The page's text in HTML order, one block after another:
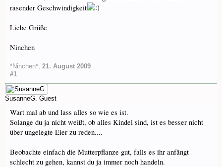
rasender Geschwindigkeit
Liebe Grüße
Ninchen
*Ninchen*, 21. August 2009
#1
SusanneG. Guest
Wart mal ab und lass alles so wie es ist.
Solange du ja nicht weißt, ob alles Kindel sind, ist es besser nicht
über ungelegte Eier zu reden....
Beobachte einfach die Mutterpflanze gut, falls es ihr anfängt
schlecht zu gehen, kannst du ja immer noch handeln.